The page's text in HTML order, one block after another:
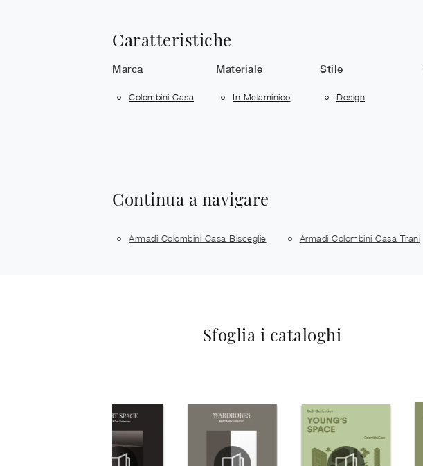
Caratteristiche
Marca
Colombini Casa
Materiale
In Melaminico
Stile
Design
Continua a navigare
Armadi Colombini Casa Bisceglie Armadi Colombini Casa Trani
Sfoglia i cataloghi